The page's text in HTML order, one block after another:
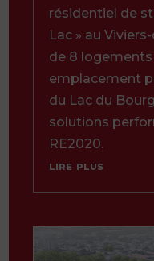
résidentiel de
Lac » au
de 8 logements
emplacement
du Lac du
solutions
RE2020.
lire plus